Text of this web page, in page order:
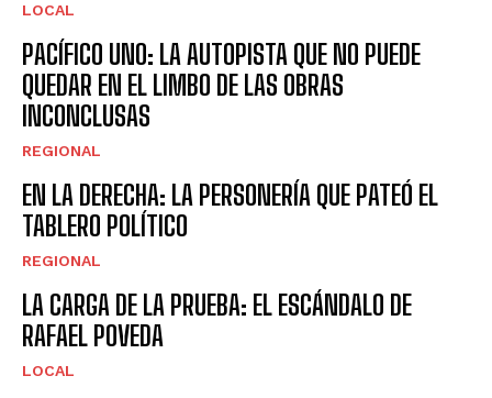
LOCAL
PACÍFICO UNO: LA AUTOPISTA QUE NO PUEDE
QUEDAR EN EL LIMBO DE LAS OBRAS
INCONCLUSAS
REGIONAL
EN LA DERECHA: LA PERSONERÍA QUE PATEÓ EL
TABLERO POLÍTICO
REGIONAL
LA CARGA DE LA PRUEBA: EL ESCÁNDALO DE
RAFAEL POVEDA
LOCAL